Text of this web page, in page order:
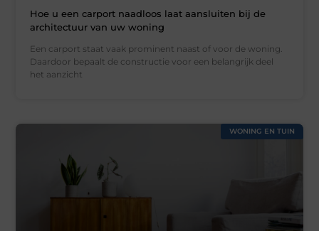
Hoe u een carport naadloos laat aansluiten bij de
architectuur van uw woning
Een carport staat vaak prominent naast of voor de woning.
Daardoor bepaalt de constructie voor een belangrijk deel
het aanzicht
WONING EN TUIN